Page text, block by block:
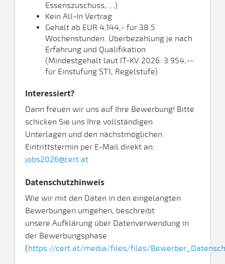
Essenszuschuss, ...)
Kein All-In Vertrag
Gehalt ab EUR 4.144,- für 38.5
Wochenstunden. Überbezahlung je nach
Erfahrung und Qualifikation
(Mindestgehalt laut IT-KV 2026: 3.954,--
für Einstufung ST1, Regelstufe)
Interessiert?
Dann freuen wir uns auf Ihre Bewerbung! Bitte
schicken Sie uns Ihre vollständigen
Unterlagen und den nächstmöglichen
Eintrittstermin per E-Mail direkt an:
jobs2026@cert.at
Datenschutzhinweis
Wie wir mit den Daten in den eingelangten
Bewerbungen umgehen, beschreibt
unsere Aufklärung über Datenverwendung in
der Bewerbungsphase
(https://cert.at/media/files/files/